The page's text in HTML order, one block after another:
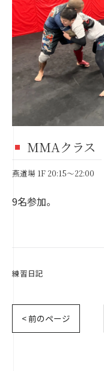
MMAクラス
燕道場 1F 20:15～22:00
9名参加。
練習日記
< 前のページ